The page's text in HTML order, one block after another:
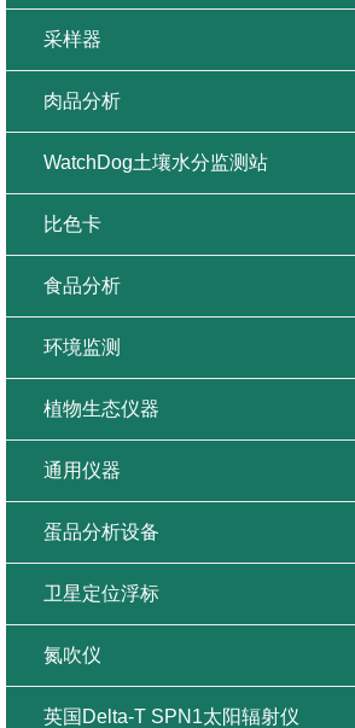
采样器
肉品分析
WatchDog土壤水分监测站
比色卡
食品分析
环境监测
植物生态仪器
通用仪器
蛋品分析设备
卫星定位浮标
氮吹仪
英国Delta-T SPN1太阳辐射仪